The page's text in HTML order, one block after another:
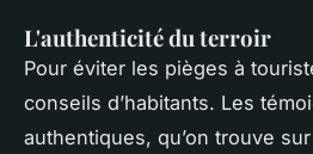
L'authenticité du terroir
Pour éviter les pièges à
conseils d’habitants. Les
authentiques, qu’on trouve